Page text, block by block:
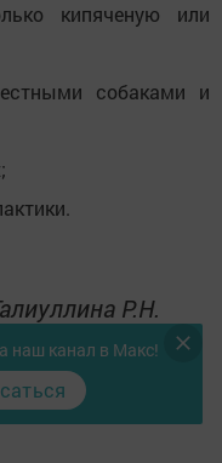
кипяченую или
собаками и
Р.Н.
интересным в
наш канал в Макс!